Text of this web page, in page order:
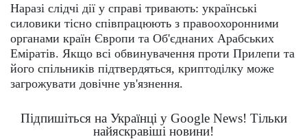
Наразі слідчі дії у справі тривають: українські
силовики тісно співпрацюють з правоохоронними
органами країн Європи та Об'єднаних Арабських
Еміратів. Якщо всі обвинувачення проти Прилепи та
його спільників підтвердяться, криптоділку може
загрожувати довічне ув'язнення.
Підпишіться на Українці у Google News! Тільки
найяскравіші новини!